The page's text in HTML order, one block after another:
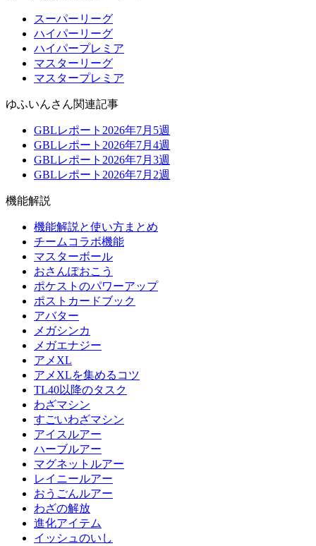
スーパーリーグ
ハイパーリーグ
ハイパープレミア
マスターリーグ
マスタープレミア
ゆふいんさん関連記事
GBLレポート2026年7月5週
GBLレポート2026年7月4週
GBLレポート2026年7月3週
GBLレポート2026年7月2週
機能解説
機能解説と使い方まとめ
チームコラボ機能
マスターボール
おさんぽおこう
ポケストのパワーアップ
ポストカードブック
アバター
メガシンカ
メガエナジー
アメXL
アメXLを集めるコツ
TL40以降のタスク
わざマシン
すごいわざマシン
アイスルアー
ハーブルアー
マグネットルアー
レイニールアー
おうごんルアー
わざの解放
進化アイテム
イッシュのいし